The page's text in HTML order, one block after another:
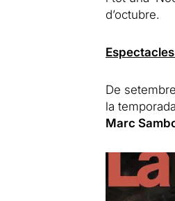
d’octubre.
De
la temporada
Marc